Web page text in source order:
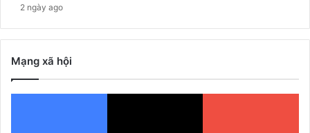
2 ngày ago
Mạng xã hội